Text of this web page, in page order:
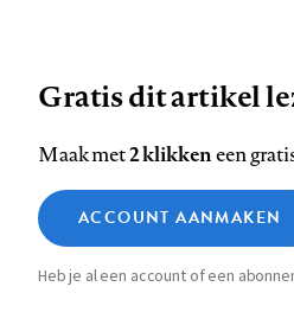
op
Facebook
op
LinkedIn
op
Bluesky
ons
op
Footer
Contact Colofon Disclaimer
Zie onze cookie policy
Analytische cookies
Marketing cookies
Gratis dit artikel
Maak met2 klikkeneen
ACCOUNT AANMAKEN
Heb je al een account of een